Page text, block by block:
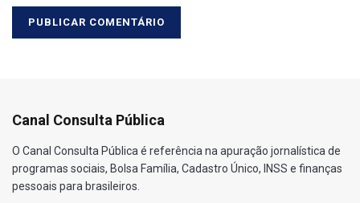
Canal Consulta Pública
O Canal Consulta Pública é referência na apuração jornalística de
programas sociais, Bolsa Família, Cadastro Único, INSS e finanças
pessoais para brasileiros.